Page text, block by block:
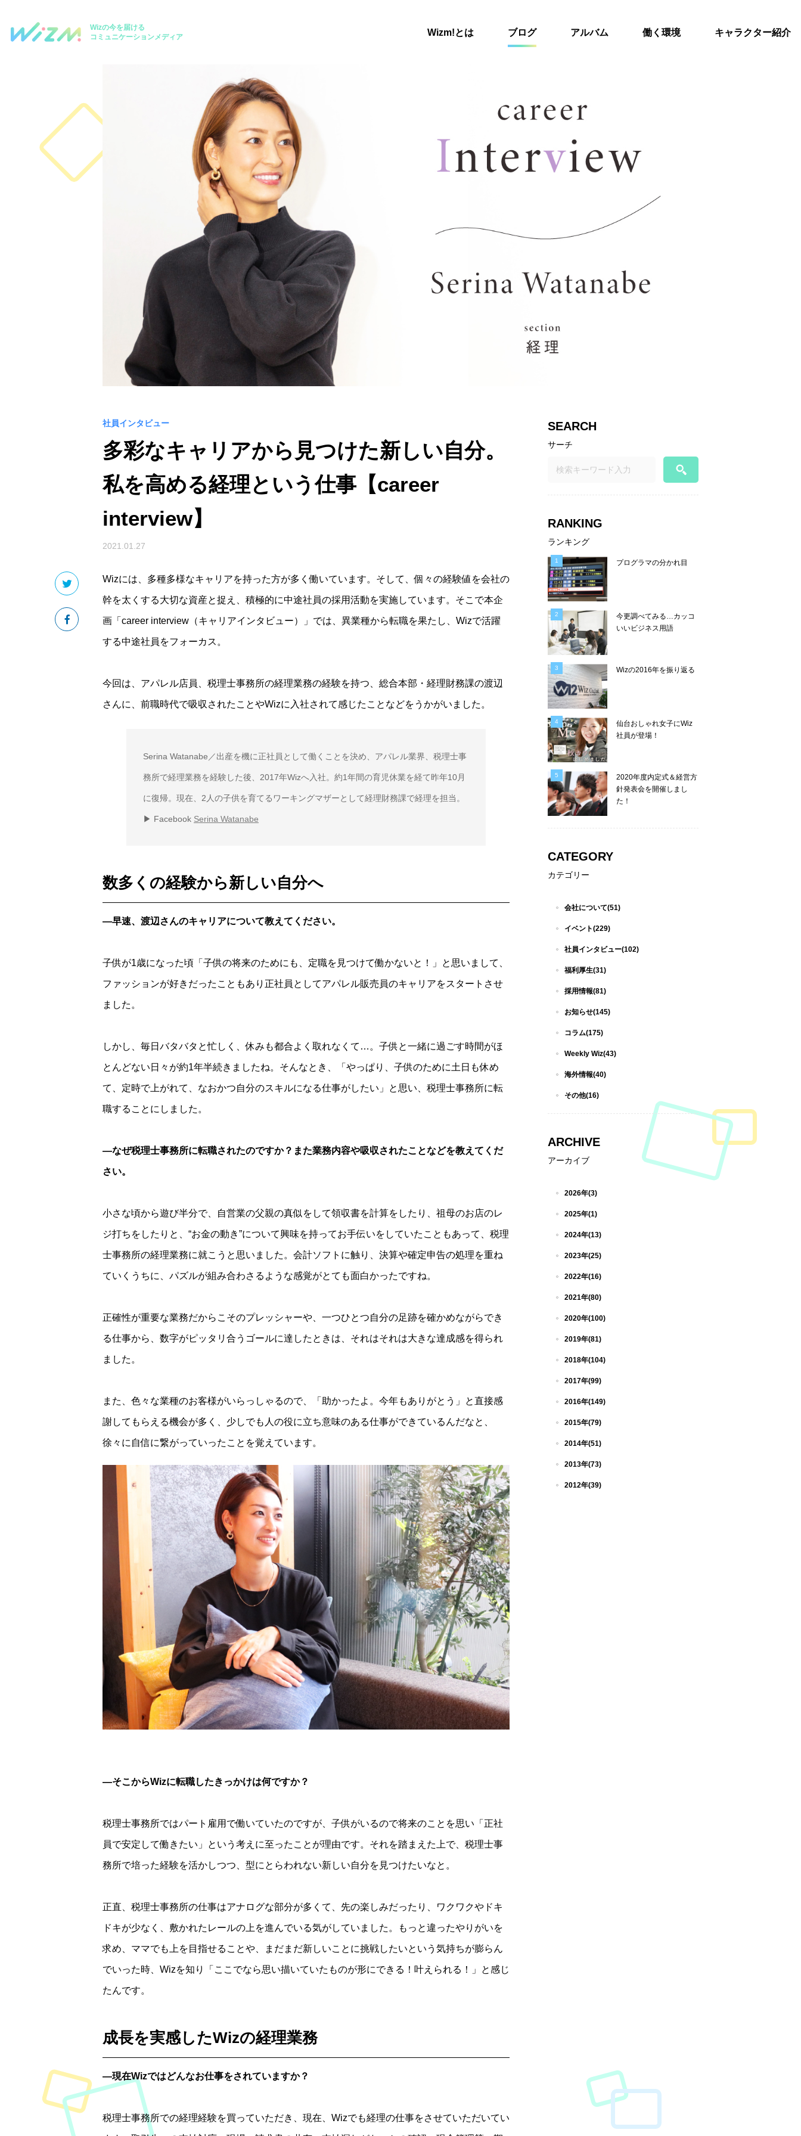
Wizの今を届ける
コミュニケーションメディア
Wizm!とは ブログ アルバム 働く環境 キャラクター紹介
社員インタビュー
多彩なキャリアから見つけた新しい自分。
私を高める経理という仕事【career
interview】
2021.01.27
Wizには、多種多様なキャリアを持った方が多く働いています。そして、個々の経験値を会社の
幹を太くする大切な資産と捉え、積極的に中途社員の採用活動を実施しています。そこで本企
画「career interview（キャリアインタビュー）」では、異業種から転職を果たし、Wizで活躍
する中途社員をフォーカス。
今回は、アパレル店員、税理士事務所の経理業務の経験を持つ、総合本部・経理財務課の渡辺
さんに、前職時代で吸収されたことやWizに入社されて感じたことなどをうかがいました。
Serina Watanabe／出産を機に正社員として働くことを決め、アパレル業界、税理士事
務所で経理業務を経験した後、2017年Wizへ入社。約1年間の育児休業を経て昨年10月
に復帰。現在、2人の子供を育てるワーキングマザーとして経理財務課で経理を担当。
▶ Facebook Serina Watanabe
数多くの経験から新しい自分へ
―早速、渡辺さんのキャリアについて教えてください。
子供が1歳になった頃「子供の将来のためにも、定職を見つけて働かないと！」と思いまして、
ファッションが好きだったこともあり正社員としてアパレル販売員のキャリアをスタートさせ
ました。
しかし、毎日バタバタと忙しく、休みも都合よく取れなくて…。子供と一緒に過ごす時間がほ
とんどない日々が約1年半続きましたね。そんなとき、「やっぱり、子供のために土日も休め
て、定時で上がれて、なおかつ自分のスキルになる仕事がしたい」と思い、税理士事務所に転
職することにしました。
―なぜ税理士事務所に転職されたのですか？また業務内容や吸収されたことなどを教えてくだ
さい。
小さな頃から遊び半分で、自営業の父親の真似をして領収書を計算をしたり、祖母のお店のレ
ジ打ちをしたりと、“お金の動き”について興味を持ってお手伝いをしていたこともあって、税理
士事務所の経理業務に就こうと思いました。会計ソフトに触り、決算や確定申告の処理を重ね
ていくうちに、パズルが組み合わさるような感覚がとても面白かったですね。
正確性が重要な業務だからこそのプレッシャーや、一つひとつ自分の足跡を確かめながらでき
る仕事から、数字がピッタリ合うゴールに達したときは、それはそれは大きな達成感を得られ
ました。
また、色々な業種のお客様がいらっしゃるので、「助かったよ。今年もありがとう」と直接感
謝してもらえる機会が多く、少しでも人の役に立ち意味のある仕事ができているんだなと、
徐々に自信に繋がっていったことを覚えています。
―そこからWizに転職したきっかけは何ですか？
税理士事務所ではパート雇用で働いていたのですが、子供がいるので将来のことを思い「正社
員で安定して働きたい」という考えに至ったことが理由です。それを踏まえた上で、税理士事
務所で培った経験を活かしつつ、型にとらわれない新しい自分を見つけたいなと。
正直、税理士事務所の仕事はアナログな部分が多くて、先の楽しみだったり、ワクワクやドキ
ドキが少なく、敷かれたレールの上を進んでいる気がしていました。もっと違ったやりがいを
求め、ママでも上を目指せることや、まだまだ新しいことに挑戦したいという気持ちが膨らん
でいった時、Wizを知り「ここでなら思い描いていたものが形にできる！叶えられる！」と感じ
たんです。
成長を実感したWizの経理業務
―現在Wizではどんなお仕事をされていますか？
税理士事務所での経理経験を買っていただき、現在、Wizでも経理の仕事をさせていただいてい
SEARCH
サーチ
RANKING
ランキング
プログラマの分かれ目
今更調べてみる…カッコ
いいビジネス用語
Wizの2016年を振り返る
仙台おしゃれ女子にWiz
社員が登場！
2020年度内定式＆経営方
針発表会を開催しまし
た！
CATEGORY
カテゴリー
会社について(51)
イベント(229)
社員インタビュー(102)
福利厚生(31)
採用情報(81)
お知らせ(145)
コラム(175)
Weekly Wiz(43)
海外情報(40)
その他(16)
ARCHIVE
アーカイブ
2026年(3)
2025年(1)
2024年(13)
2023年(25)
2022年(16)
2021年(80)
2020年(100)
2019年(81)
2018年(104)
2017年(99)
2016年(149)
2015年(79)
2014年(51)
2013年(73)
2012年(39)